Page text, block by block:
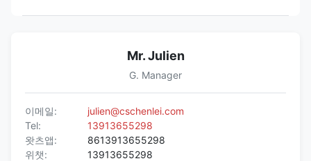
Mr. Julien
G. Manager
이메일:
julien@cschenlei.com
Tel:
13913655298
왓츠앱:
8613913655298
위챗:
13913655298